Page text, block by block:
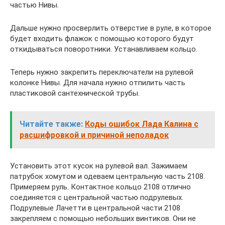
частью Нивы.
Дальше нужно просверлить отверстие в руле, в которое
будет входить флажок с помощью которого будут
откидываться поворотники. Устанавливаем кольцо.
Теперь нужно закрепить переключатели на рулевой
колонке Нивы. Для начала нужно отпилить часть
пластиковой сантехнической трубы.
Читайте также: Коды ошибок Лада Калина с
расшифровкой и причиной неполадок
Установить этот кусок на рулевой вал. Зажимаем
патрубок хомутом и одеваем центральную часть 2108.
Примеряем руль. Контактное кольцо 2108 отлично
соединяется с центральной частью подрулевых.
Подрулевые Лачетти в центральной части 2108
закрепляем с помощью небольших винтиков. Они не